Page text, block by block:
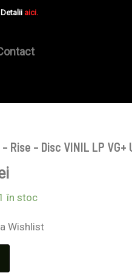
aici.
Rise – Disc VINIL LP VG+
în stoc
Wishlist